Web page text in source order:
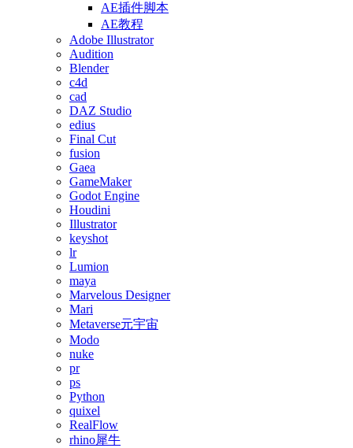
AE插件脚本
AE教程
Adobe Illustrator
Audition
Blender
c4d
cad
DAZ Studio
edius
Final Cut
fusion
Gaea
GameMaker
Godot Engine
Houdini
Illustrator
keyshot
lr
Lumion
maya
Marvelous Designer
Mari
Metaverse元宇宙
Modo
nuke
pr
ps
Python
quixel
RealFlow
rhino犀牛